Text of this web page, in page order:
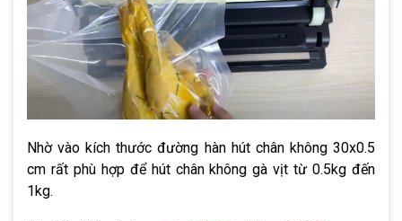
Nhờ vào kích thước đường hàn hút chân không 30x0.5
cm rất phù hợp để hút chân không gà vịt từ 0.5kg đến
1kg.